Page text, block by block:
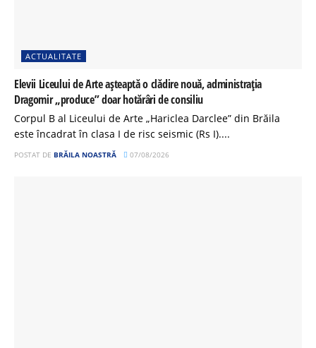
ACTUALITATE
Elevii Liceului de Arte așteaptă o clădire nouă, administrația
Dragomir „produce” doar hotărâri de consiliu
Corpul B al Liceului de Arte „Hariclea Darclee” din Brăila
este încadrat în clasa I de risc seismic (Rs I)....
POSTAT DE BRĂILA NOASTRĂ 07/08/2026